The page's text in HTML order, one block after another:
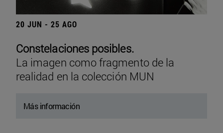
20 JUN - 25 AGO
Constelaciones posibles.
La imagen como fragmento de la
realidad en la colección MUN
Más información